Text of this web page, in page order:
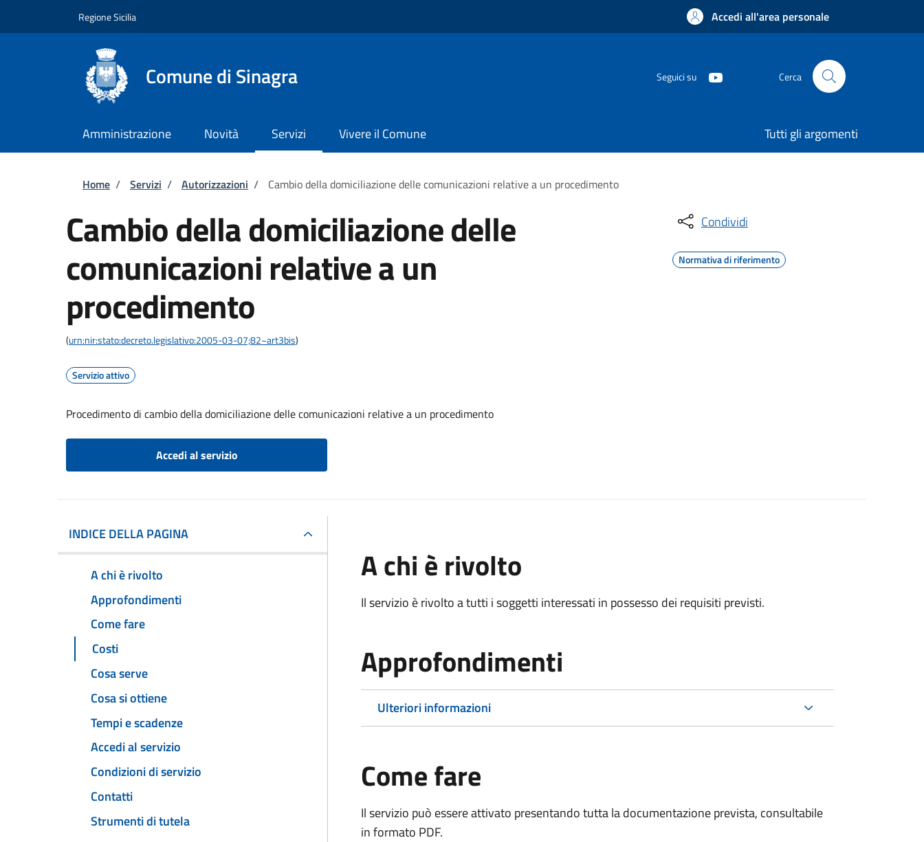
Regione Sicilia Accedi all'area personale
Comune di Sinagra Seguici su Cerca
Amministrazione Novità Servizi Vivere il Comune Tutti gli argomenti
Briciole di pane
Home / Servizi / Autorizzazioni / Cambio della domiciliazione delle comunicazioni relative a un procedimento
Cambio della domiciliazione delle
comunicazioni relative a un
procedimento
(urn:nir:stato:decreto.legislativo:2005-03-07;82~art3bis)
Servizio attivo
Procedimento di cambio della domiciliazione delle comunicazioni relative a un procedimento
Accedi al servizio
Condividi
Normativa di riferimento
INDICE DELLA PAGINA
A chi è rivolto
Approfondimenti
Come fare
Costi
Cosa serve
Cosa si ottiene
Tempi e scadenze
Accedi al servizio
Condizioni di servizio
Contatti
Strumenti di tutela
A chi è rivolto
Il servizio è rivolto a tutti i soggetti interessati in possesso dei requisiti previsti.
Approfondimenti
Ulteriori informazioni
Come fare
Il servizio può essere attivato presentando tutta la documentazione prevista, consultabile
in formato PDF.